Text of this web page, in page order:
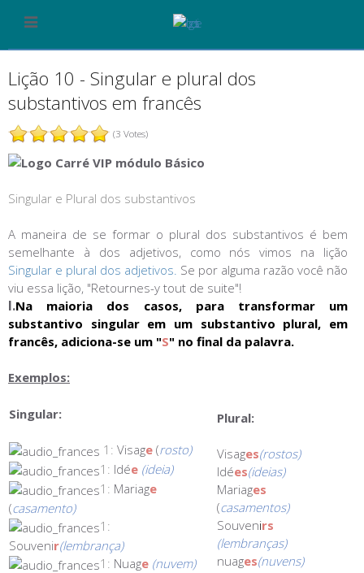
Lição 10 - Singular e plural dos
substantivos em francês
(3 Votes)
Singular e Plural dos substantivos
A maneira de se formar o plural dos substantivos é bem
semelhante à dos adjetivos, como nós vimos na lição
Singular e plural dos adjetivos. Se por alguma razão você não
viu essa lição, "Retournes-y tout de suite"!
I.Na maioria dos casos, para transformar um
substantivo singular em um substantivo plural, em
francês, adiciona-se um "S" no final da palavra.
Exemplos:
Singular:
1: Visage (rosto)
1: Idée (ideia)
1: Mariage
(casamento)
1:
Souvenir(lembrança)
1: Nuage (nuvem)
Plural:
Visages(rostos)
Idées(ideias)
Mariages
(casamentos)
Souvenirs
(lembranças)
nuages(nuvens)